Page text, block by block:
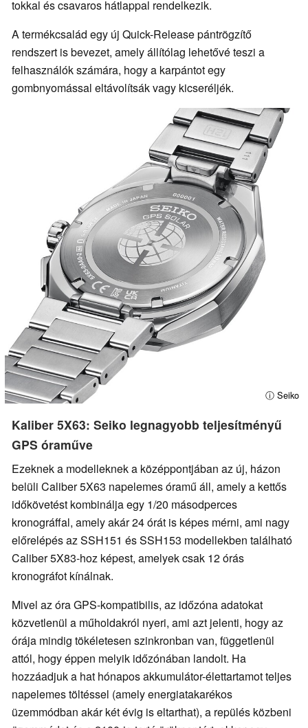
tokkal és csavaros hátlappal rendelkezik.
A termékcsalád egy új Quick-Release pántrögzítő
rendszert is bevezet, amely állítólag lehetővé teszi a
felhasználók számára, hogy a karpántot egy
gombnyomással eltávolítsák vagy kicseréljék.
ⓘ Seiko
Kaliber 5X63: Seiko legnagyobb teljesítményű
GPS óraműve
Ezeknek a modelleknek a középpontjában az új, házon
belüli Caliber 5X63 napelemes óramű áll, amely a kettős
időkövetést kombinálja egy 1/20 másodperces
kronográffal, amely akár 24 órát is képes mérni, ami nagy
előrelépés az SSH151 és SSH153 modellekben található
Caliber 5X83-hoz képest, amelyek csak 12 órás
kronográfot kínálnak.
Mivel az óra GPS-kompatibilis, az időzóna adatokat
közvetlenül a műholdakról nyeri, ami azt jelenti, hogy az
órája mindig tökéletesen szinkronban van, függetlenül
attól, hogy éppen melyik időzónában landolt. Ha
hozzáadjuk a hat hónapos akkumulátor-élettartamot teljes
napelemes töltéssel (amely energiatakarékos
üzemmódban akár két évig is eltarthat), a repülés közbeni